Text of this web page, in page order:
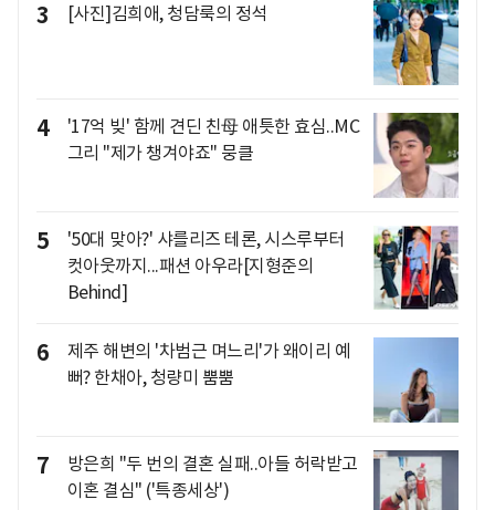
3 [사진]김희애, 청담룩의 정석
4
'17억 빚' 함께 견딘 친母 애틋한 효심..MC
그리 "제가 챙겨야죠" 뭉클
5
'50대 맞아?' 샤를리즈 테론, 시스루부터
컷아웃까지...패션 아우라[지형준의
Behind]
6
제주 해변의 '차범근 며느리'가 왜이리 예
뻐? 한채아, 청량미 뿜뿜
7
방은희 "두 번의 결혼 실패..아들 허락받고
이혼 결심" ('특종세상')